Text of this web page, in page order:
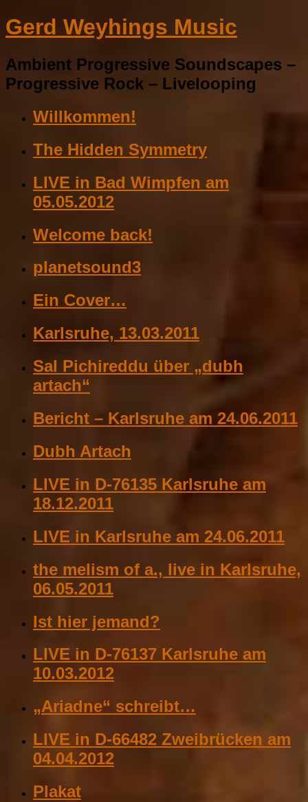
Gerd Weyhings Music
Ambient Progressive Soundscapes –
Progressive Rock – Livelooping
Willkommen!
The Hidden Symmetry
LIVE in Bad Wimpfen am
05.05.2012
Welcome back!
planetsound3
Ein Cover…
Karlsruhe, 13.03.2011
Sal Pichireddu über „dubh
artach“
Bericht – Karlsruhe am 24.06.2011
Dubh Artach
LIVE in D-76135 Karlsruhe am
18.12.2011
LIVE in Karlsruhe am 24.06.2011
the melism of a., live in Karlsruhe,
06.05.2011
Ist hier jemand?
LIVE in D-76137 Karlsruhe am
10.03.2012
„Ariadne“ schreibt…
LIVE in D-66482 Zweibrücken am
04.04.2012
Plakat